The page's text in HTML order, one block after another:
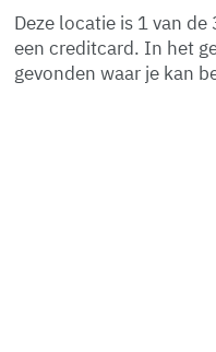
Deze locatie is 1 van
een creditcard. In het
gevonden waar je kan